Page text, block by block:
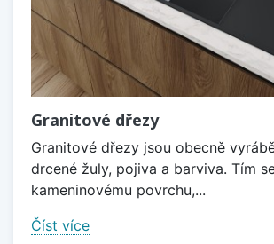
Granitové dřezy
Granitové dřezy jsou obecně
drcené žuly, pojiva a barviva. Tím
kameninovému povrchu,...
Číst více